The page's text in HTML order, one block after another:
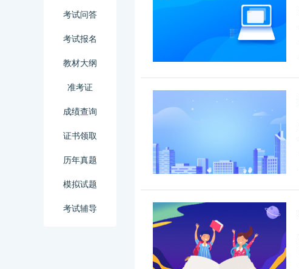
考试问答
考试报名
教材大纲
准考证
成绩查询
证书领取
历年真题
模拟试题
考试辅导